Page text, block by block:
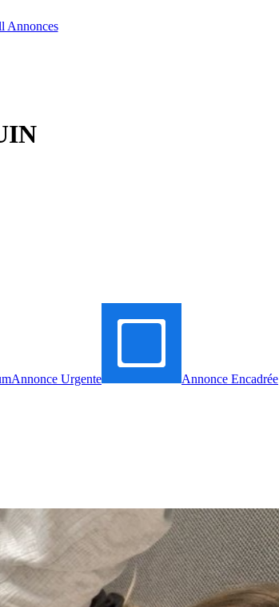
Annonce Urgente
Annonce Encadrée